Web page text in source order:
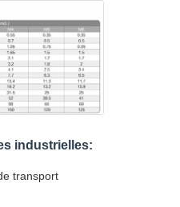
industrielles:
transport